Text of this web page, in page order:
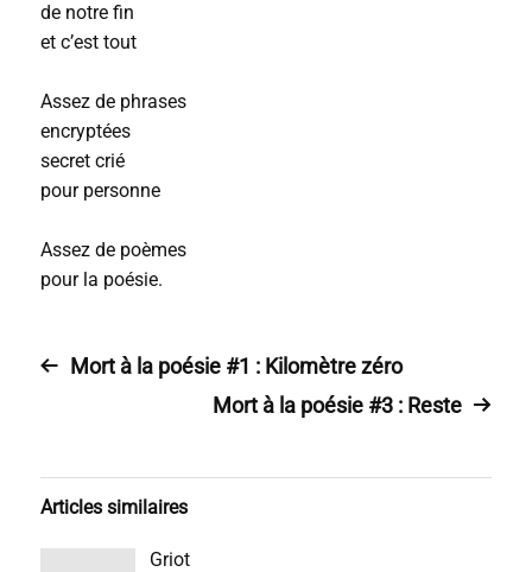
de notre fin
et c’est tout
Assez de phrases
encryptées
secret crié
pour personne
Assez de poèmes
pour la poésie.
Mort à la poésie #1 : Kilomètre zéro
Mort à la poésie #3 : Reste
Articles similaires
Griot